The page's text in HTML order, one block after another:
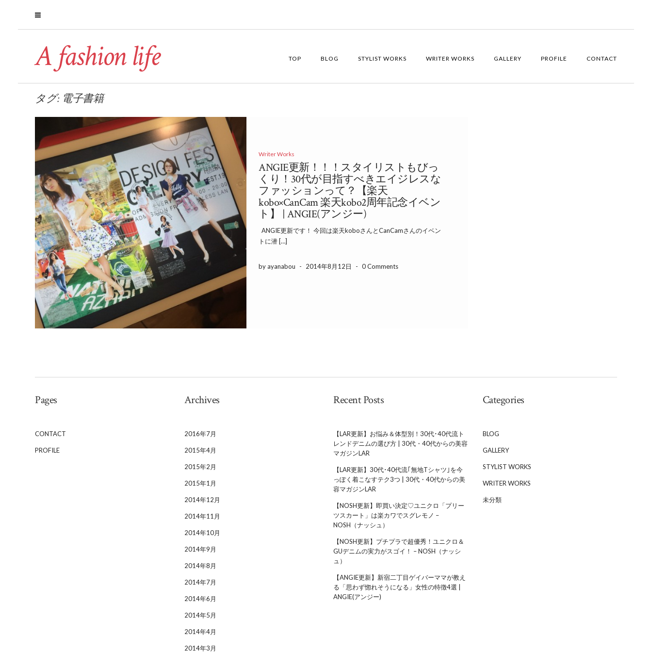
A fashion life TOP BLOG STYLIST WORKS WRITER WORKS GALLERY PROFILE CONTACT
タグ: 電子書籍
Writer Works
ANGIE更新！！！スタイリストもびっ
くり！30代が目指すべきエイジレスな
ファッションって？【楽天
kobo×CanCam 楽天kobo2周年記念イベン
ト】 | ANGIE(アンジー)
ANGIE更新です！ 今回は楽天koboさんとCanCamさんのイベン
トに潜 […]
by ayanabou - 2014年8月12日 - 0 Comments
Pages
CONTACT
PROFILE
Archives
2016年7月
2015年4月
2015年2月
2015年1月
2014年12月
2014年11月
2014年10月
2014年9月
2014年8月
2014年7月
2014年6月
2014年5月
2014年4月
2014年3月
Recent Posts
【LAR更新】お悩み＆体型別！30代･40代流ト
レンドデニムの選び方 | 30代・40代からの美容
マガジンLAR
【LAR更新】30代･40代流｢無地Tシャツ｣を今
っぽく着こなすテク3つ | 30代・40代からの美
容マガジンLAR
【NOSH更新】即買い決定♡ユニクロ「プリー
ツスカート」は楽カワでスグレモノ –
NOSH（ナッシュ）
【NOSH更新】プチプラで超優秀！ユニクロ＆
GUデニムの実力がスゴイ！ – NOSH（ナッシ
ュ）
【ANGIE更新】新宿二丁目ゲイバーママが教え
る「思わず惚れそうになる」女性の特徴4選 |
ANGIE(アンジー)
Categories
BLOG
GALLERY
STYLIST WORKS
WRITER WORKS
未分類